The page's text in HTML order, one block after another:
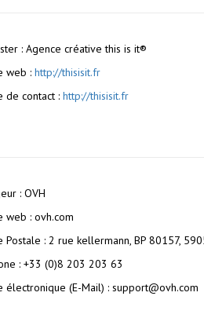
: Agence créative this is it®
web : http://thisisit.fr
de contact : http://thisisit.fr
: OVH
web : ovh.com
Postale : 2 rue kellermann, BP 80157,
: +33 (0)8 203 203 63
électronique (E-Mail) : support@ovh.com